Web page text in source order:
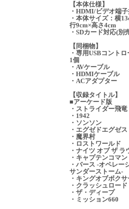
【本体仕様】
・HDMI/ビデオ端
・本体サイズ：横
行9cm×高さ4cm
・SDカード対応(別
【同梱物】
・専用USBコント
1個
・AVケーブル
・HDMIケーブル
・ACアダプター
【収録タイトル】
■アーケード版
・ストライダー飛竜
・1942
・ソンソン
・エグゼドエグゼス
・魔界村
・ロストワールド
・ナイツ オブ ザ ラ
・キャプテンコマ
・バース -オペレー
サンダーストーム-
・キングオブボクサ
・クラッシュロード
・ザ・ディープ
・ミッション660